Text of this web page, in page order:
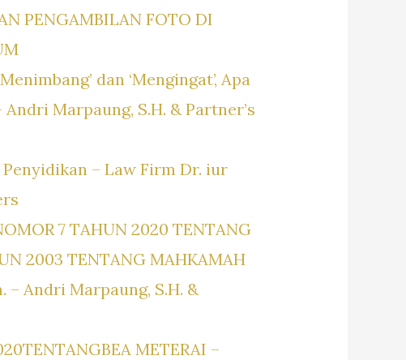
PENGAMBILAN FOTO DI
dan ‘Mengingat’, Apa
Marpaung, S.H. & Partner’s
– Law Firm Dr. iur
7 TAHUN 2020 TENTANG
2003 TENTANG MAHKAMAH
– Andri Marpaung, S.H. &
METERAI –